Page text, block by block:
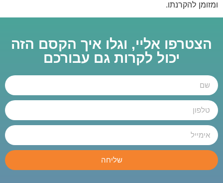
ומזומן להקרנתו.
הצטרפו אליי, וגלו איך הקסם הזה
יכול לקרות גם עבורכם
שליחה